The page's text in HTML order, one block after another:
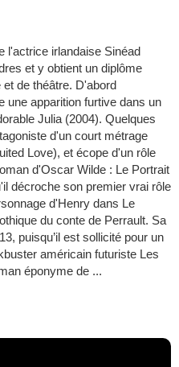
l'actrice irlandaise Sinéad
et y obtient un diplôme
de théâtre. D'abord
une apparition furtive dans un
Julia (2004). Quelques
d'un court métrage
Love), et écope d'un rôle
d'Oscar Wilde : Le Portrait
décroche son premier vrai rôle
d'Henry dans Le
du conte de Perrault. Sa
puisqu’il est sollicité pour un
américain futuriste Les
éponyme de ...